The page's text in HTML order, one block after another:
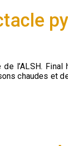
l’ALSH.
chaudes et